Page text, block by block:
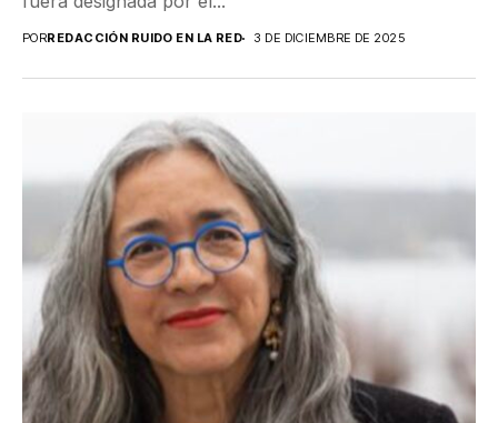
PORREDACCIÓN RUIDO EN LA RED 3 DE DICIEMBRE DE 2025